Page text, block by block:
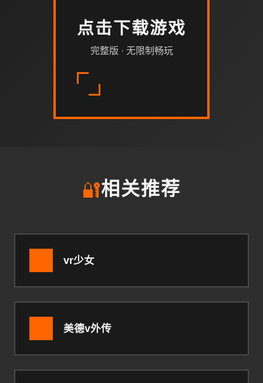
点击下载游戏
完整版 · 无限制畅玩
🔐相关推荐
vr少女
美德v外传